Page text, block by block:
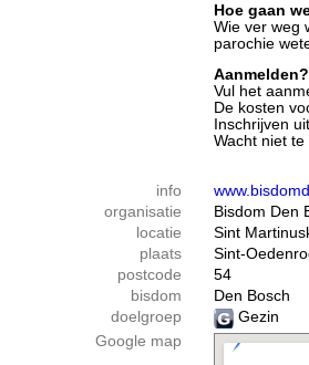
Hoe gaan
Wie ver weg
parochie
Aanmelden?
Vul het
De kosten
Inschrijven
Wacht niet
info
organisatie
Bisdom Den
locatie
Sint
plaats
Sint-
postcode
54
bisdom
Den Bosch
doelgroep
Gezin
Google map